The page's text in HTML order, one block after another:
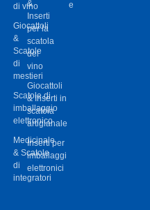
Giocattoli
&
Scatole
di
mestieri
Scatole di
imballaggio
elettronico
Medicinale
& Scatole
di
integratori
Inserti
per la
scatola
del
vino
Giocattoli
& Inserti in
scatola
artigianale
Inserti per
imballaggi
elettronici